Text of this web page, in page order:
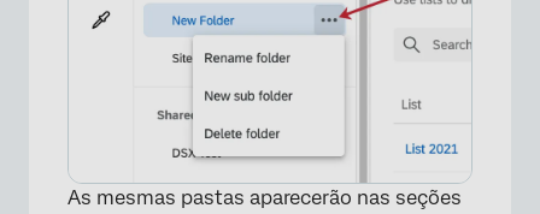
As mesmas pastas aparecerão nas seções